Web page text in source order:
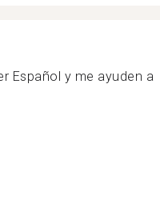
Español y me ayuden a